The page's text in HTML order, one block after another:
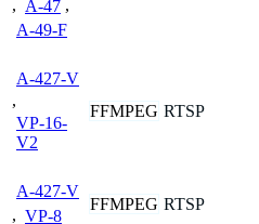
, A-47 ,
A-49-F
A-427-V
,
VP-16-
V2
FFMPEG RTSP
A-427-V
, VP-8
FFMPEG RTSP